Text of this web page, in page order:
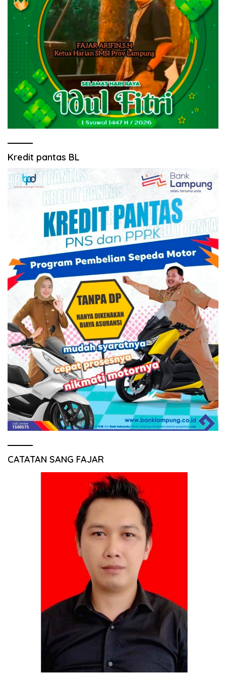
Kredit pantas BL
CATATAN SANG FAJAR